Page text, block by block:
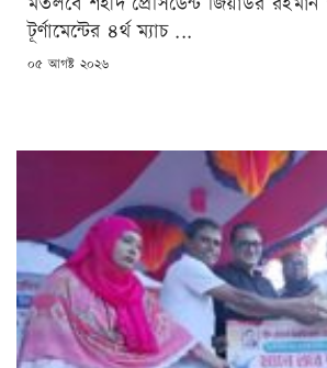
টূর্ণামেন্টের ৪র্থ ম্যাচ ...
POSTED
০৫ আগষ্ট ২০২৬